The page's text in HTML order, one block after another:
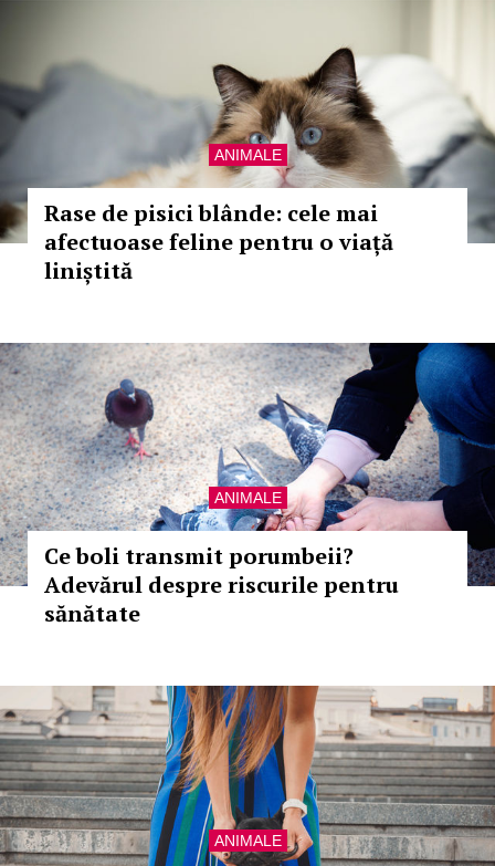
ANIMALE
Rase de pisici blânde: cele mai
afectuoase feline pentru o viață
liniștită
ANIMALE
Ce boli transmit porumbeii?
Adevărul despre riscurile pentru
sănătate
ANIMALE